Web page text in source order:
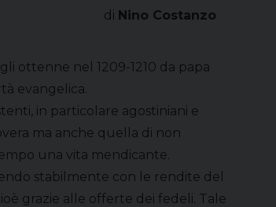
di Nino Costanzo
ottenne nel 1209-1210 da papa
evangelica.
in particolare agostiniani e
ma anche quella di non
una vita mendicante.
stabilmente con le rendite del
grazie alle offerte dei fedeli. Tale